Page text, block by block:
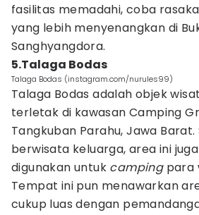
fasilitas memadahi, coba
yang lebih menyenangkan di
Sanghyangdora.
5.Talaga Bodas
Talaga Bodas (instagram.com/nurules99)
Talaga Bodas adalah objek
terletak di kawasan Camping
Tangkuban Parahu, Jawa Barat.
berwisata keluarga, area ini
digunakan untuk campingpara
Tempat ini pun menawarkan
cukup luas dengan